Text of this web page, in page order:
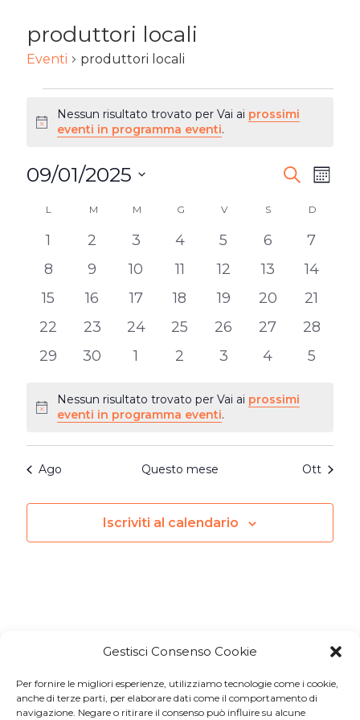
Gestisci Consenso Cookie
Per fornire le migliori esperienze, utilizziamo tecnologie come i cookie,
anche di terze parti, per elaborare dati come il comportamento di
navigazione. Negare o ritirare il consenso può influire su alcune
produttori locali
Eventi produttori locali
EVENTI
Notice
Nessun risultato trovato per Vai ai prossimi
eventi in programma eventi.
EVENTI
VISTE
CercaMese
09/01/2025
data.
CALENDARIO
DI
EVENTI
L M MARTEDÌ
M MERCOLEDÌ
G GIOVEDÌ
VVENERDÌ
SSABATOD
0
eventi
1
0
eventi
2
0
eventi
3
0
eventi
4
0
eventi
5
0
eventi
6
0
eventi
7
0
eventi
8
0
eventi
9
0
eventi
10
0
eventi
11
0
eventi
12
0
eventi
13
0
eventi
14
0
eventi
15
0
eventi
16
0
eventi
17
0
eventi
18
0
eventi
19
0
eventi
20
0
eventi
21
0
eventi
22
0
eventi
23
0
eventi
24
0
eventi
25
0
eventi
26
0
eventi
27
0
eventi
28
0
29
0
30
01
0
2
0
3
0
4
0
5
Notice
Nessun risultato trovato per Vai ai prossimi
eventi in programma eventi.
Ago Questo mese Ott
Iscriviti al calendario
Iscriviti aMacondo Post, la